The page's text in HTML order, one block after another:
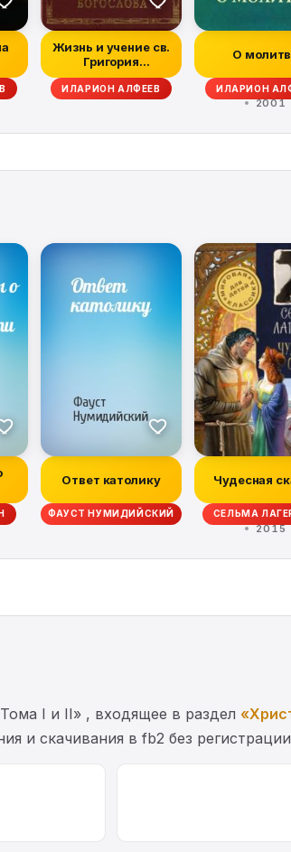
Жизнь и учение св.
Григория
Богослова
ИЛАРИОН АЛФЕЕВ
О
ИЛАРИОН
2001
Ответ католику
ФАУСТ НУМИДИЙСКИЙ
Чудесная
СЕЛЬМА
2015
I и II» , входящее в раздел
и скачивания в fb2 без